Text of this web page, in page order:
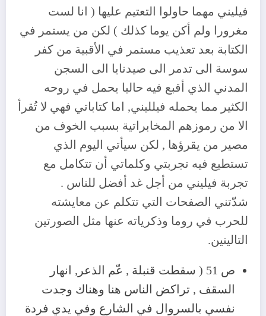
فيليني مهما حاولوا التعتيم عليها ( انا لست
مغرورا ولم أكن يوما كذلك ) لكن من يستمر في
الكتابة بعد تعذيب مستمر في الأقبية من كفر
سوسة الى تدمر الى صيدنايا الى السجن
المدني الذي أقبع فيه حاليا يحمل في روحه
الكثير مما يحمله فيلليني, اما كتاباتي فهي لا تُقرأ
الا من رموزهم المخابراتية بسبب الخوف من
مصير من يقرؤها , لكن سيأتي اليوم الذي
تستطيع فيه تجربتي وكلماتي أن تتكامل مع
تجربة فيليني من أجل غد أفضل للناس .
شدّتني الصفحات التي تتكلم عن معايشته
للحرب في روما وذكرياته عنها مثل الصورتين
التاليتين.
ص 51 ( سقطت قنبلة , عّم الذعر, انهار
السقف , تراكض الناس هنا وهناك وجدت
نفسي بالسروال في الشارع وفي يدي فردة